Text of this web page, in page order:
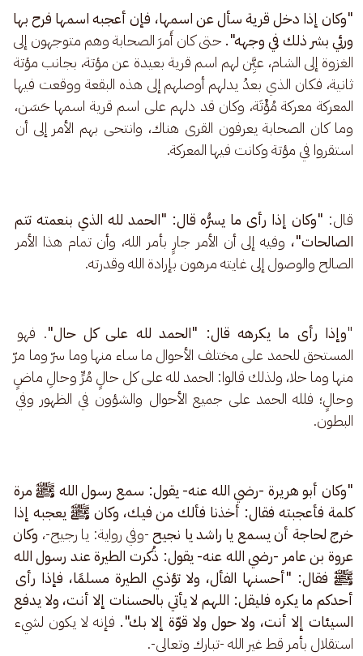
"وكان إذا دخل قرية سأل عن اسمها، فإن أعجبه اسمها فرح بها
ورئي بشر ذلك في وجهه". حتى كان أَمرَ الصحابة وهم متوجهون إلى
الغزوة إلى الشام، عيَِّن لهم اسم قرية بعيدة عن مؤتة، بجانب مؤتة
ثانية، فكان الذي بعدُ يدلهم أوصلهم إلى هذه البقعة ووقعت فيها
المعركة معركة مُؤْتَة، وكان قد دلهم على اسم قرية اسمها حَسَن،
وما كان الصحابة يعرفون القرى هناك، وانتحى بهم الأمر إلى أن
استقروا في مؤتة وكانت فيها المعركة.
قال: "وكان إذا رأى ما يسرُّه قال: "الحمد لله الذي بنعمته تتم
الصالحات"، وفيه إلى أن الأمر جارٍ بأمر الله، وأن تمام هذا الأمر
الصالح والوصول إلى غايته مرهون بإرادة الله وقدرته.
"وإذا رأى ما يكرهه قال: "الحمد لله على كل حال". فهو
المستحق للحمد على مختلف الأحوال ما ساء منها وما سرّ وما مرّ
منها وما حلا، ولذلك قالوا: الحمد لله على كل حالٍ مُرٍّ وحالِ ماضٍ
وحالٍ؛ فلله الحمد على جميع الأحوال والشؤون في الظهور وفي
البطون.
"وكان أبو هريرة -رضي الله عنه- يقول: سمع رسول الله ﷺ مرة
كلمة فأعجبته فقال: أخذنا فألك من فيك، وكان ﷺ يعجبه إذا
خرج لحاجة أن يسمع يا راشد يا نجيح -وفي رواية: يا رجيح-، وكان
عروة بن عامر -رضي الله عنه- يقول: ذُكرت الطيرة عند رسول الله
ﷺ فقال: "أحسنها الفأل، ولا تؤذي الطيرة مسلمًا، فإذا رأى
أحدكم ما يكره فليقل: اللهم لا يأتي بالحسنات إلا أنت، ولا يدفع
السيئات إلا أنت، ولا حول ولا قوّة إلا بك". فإنه لا يكون لشيء
استقلال بأمر قط غير الله -تبارك وتعالى-.